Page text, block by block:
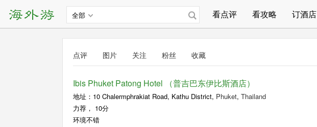
全部 看点评 看攻略 订酒店
点评 图片 关注 粉丝 收藏
Ibis Phuket Patong Hotel （普吉巴东伊比斯酒店）
地址：10 Chalermphrakiat Road, Kathu District, Phuket, Thailand
力荐， 10分
环境不错